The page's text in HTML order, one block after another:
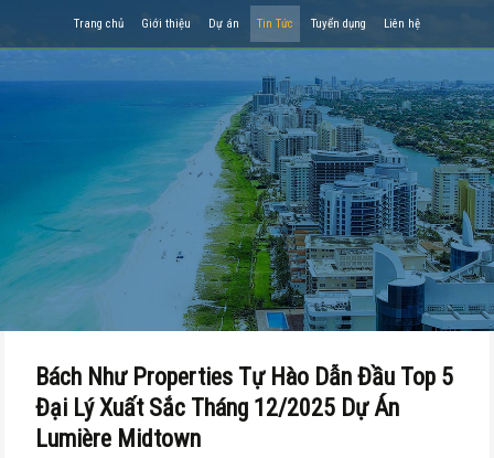
Trang chủ Giới thiệu Dự án Tin Tức Tuyển dụng Liên hệ
Bách Như Properties Tự Hào Dẫn Đầu Top 5
Đại Lý Xuất Sắc Tháng 12/2025 Dự Án
Lumière Midtown